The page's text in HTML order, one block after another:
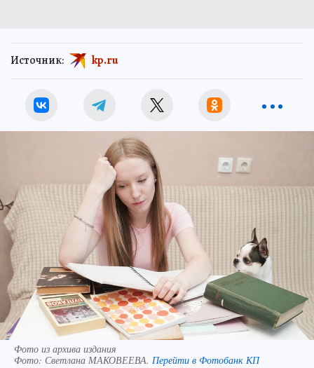
Источник: kp.ru
Фото из архива издания
Фото: Светлана МАКОВЕЕВА. Перейти в Фотобанк КП